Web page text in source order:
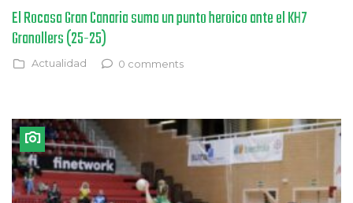
El Rocasa Gran Canaria suma un punto heroico ante el KH7
Granollers (25-25)
Actualidad 0 comments